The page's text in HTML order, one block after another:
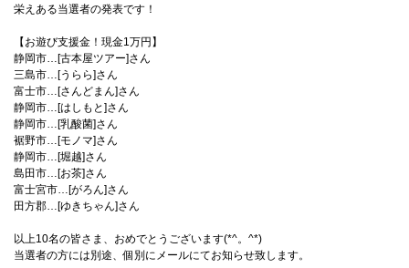
栄えある当選者の発表です！
【お遊び支援金！現金1万円】
静岡市…[古本屋ツアー]さん
三島市…[うらら]さん
富士市…[さんどまん]さん
静岡市…[はしもと]さん
静岡市…[乳酸菌]さん
裾野市…[モノマ]さん
静岡市…[堀越]さん
島田市…[お茶]さん
富士宮市…[がろん]さん
田方郡…[ゆきちゃん]さん
以上10名の皆さま、おめでとうございます(*^。^*)
当選者の方には別途、個別にメールにてお知らせ致します。